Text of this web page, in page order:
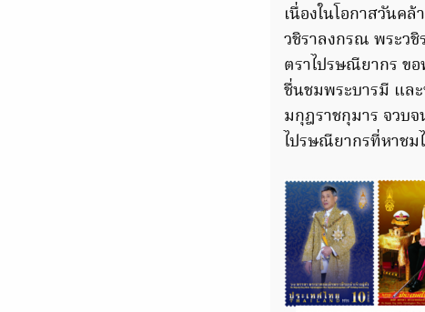
เนื่องในโอกาสวันค
วชิราลงกรณ พระว
ตราไปรษณียากร ข
ชื่นชมพระบารมี แล
มกุฎราชกุมาร จวบ
ไปรษณียากรที่หาชม